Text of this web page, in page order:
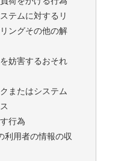
テムに対するリ
ングその他の解
妨害するおそれ
またはシステム
行為
利用者の情報の収